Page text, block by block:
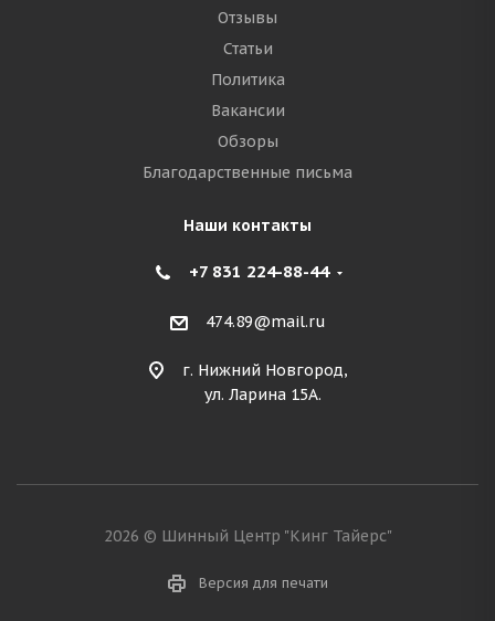
Отзывы
Статьи
Политика
Вакансии
Обзоры
Благодарственные письма
Наши контакты
+7 831 224-88-44
474.89@mail.ru
г. Нижний Новгород,
ул. Ларина 15А.
2026 © Шинный Центр "Кинг Тайерс"
Версия для печати